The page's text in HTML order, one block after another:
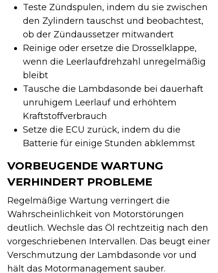
Teste Zündspulen, indem du sie zwischen
den Zylindern tauschst und beobachtest,
ob der Zündaussetzer mitwandert
Reinige oder ersetze die Drosselklappe,
wenn die Leerlaufdrehzahl unregelmäßig
bleibt
Tausche die Lambdasonde bei dauerhaft
unruhigem Leerlauf und erhöhtem
Kraftstoffverbrauch
Setze die ECU zurück, indem du die
Batterie für einige Stunden abklemmst
VORBEUGENDE WARTUNG
VERHINDERT PROBLEME
Regelmäßige Wartung verringert die
Wahrscheinlichkeit von Motorstörungen
deutlich. Wechsle das Öl rechtzeitig nach den
vorgeschriebenen Intervallen. Das beugt einer
Verschmutzung der Lambdasonde vor und
hält das Motormanagement sauber.